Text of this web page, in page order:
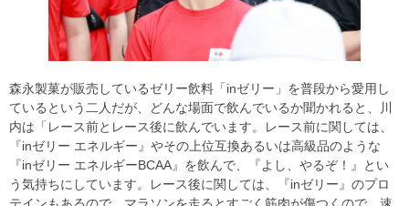
森永製菓が販売しているゼリー飲料「inゼリー」を普段から愛用し
ているという二人だが、どんな場面で飲んでいるか聞かれると、川
内は「レース前とレース後に飲んでいます。レース前に関しては、
『inゼリー エネルギー』やその上位互換あるいは高級品のような
『inゼリー エネルギーBCAA』を飲んで、『よし、やるぞ！』とい
う気持ちにしています。レース後に関しては、『inゼリー』のプロ